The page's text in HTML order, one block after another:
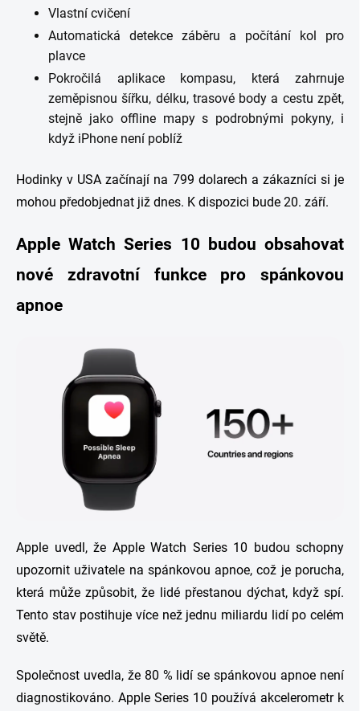
Vlastní cvičení
Automatická detekce záběru a počítání kol pro
plavce
Pokročilá aplikace kompasu, která zahrnuje
zeměpisnou šířku, délku, trasové body a cestu zpět,
stejně jako offline mapy s podrobnými pokyny, i
když iPhone není poblíž
Hodinky v USA začínají na 799 dolarech a zákazníci si je
mohou předobjednat již dnes. K dispozici bude 20. září.
Apple Watch Series 10 budou obsahovat
nové zdravotní funkce pro spánkovou
apnoe
Apple uvedl, že Apple Watch Series 10 budou schopny
upozornit uživatele na spánkovou apnoe, což je porucha,
která může způsobit, že lidé přestanou dýchat, když spí.
Tento stav postihuje více než jednu miliardu lidí po celém
světě.
Společnost uvedla, že 80 % lidí se spánkovou apnoe není
diagnostikováno. Apple Series 10 používá akcelerometr k